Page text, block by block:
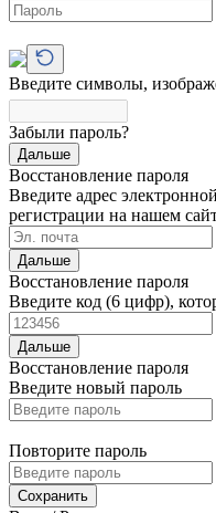
Введите символы,
Забыли пароль?
Дальше
Восстановление пароля
Введите адрес
регистрации на нашем
Дальше
Восстановление пароля
Введите код (6 цифр),
Дальше
Восстановление пароля
Введите новый пароль
Повторите пароль
Сохранить